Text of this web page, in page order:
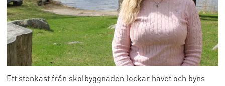
Ett stenkast från skolbyggnaden lockar havet och byns